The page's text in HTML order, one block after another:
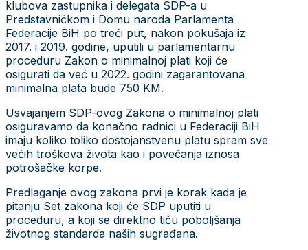
klubova zastupnika i delegata SDP-a u
Predstavničkom i Domu naroda Parlamenta
Federacije BiH po treći put, nakon pokušaja iz
2017. i 2019. godine, uputili u parlamentarnu
proceduru Zakon o minimalnoj plati koji će
osigurati da već u 2022. godini zagarantovana
minimalna plata bude 750 KM.
Usvajanjem SDP-ovog Zakona o minimalnoj plati
osiguravamo da konačno radnici u Federaciji BiH
imaju koliko toliko dostojanstvenu platu spram sve
većih troškova života kao i povećanja iznosa
potrošačke korpe.
Predlaganje ovog zakona prvi je korak kada je
pitanju Set zakona koji će SDP uputiti u
proceduru, a koji se direktno tiču poboljšanja
životnog standarda naših sugrađana.